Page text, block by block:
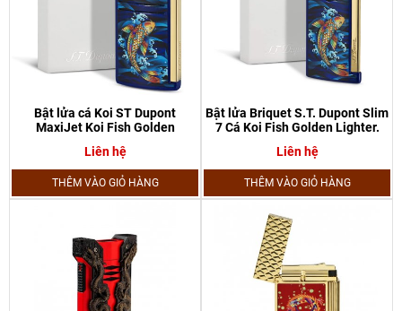
Bật lửa cá Koi ST Dupont
MaxiJet Koi Fish Golden
Liên hệ
THÊM VÀO GIỎ HÀNG
Bật lửa Briquet S.T. Dupont Slim
7 Cá Koi Fish Golden Lighter.
Liên hệ
THÊM VÀO GIỎ HÀNG